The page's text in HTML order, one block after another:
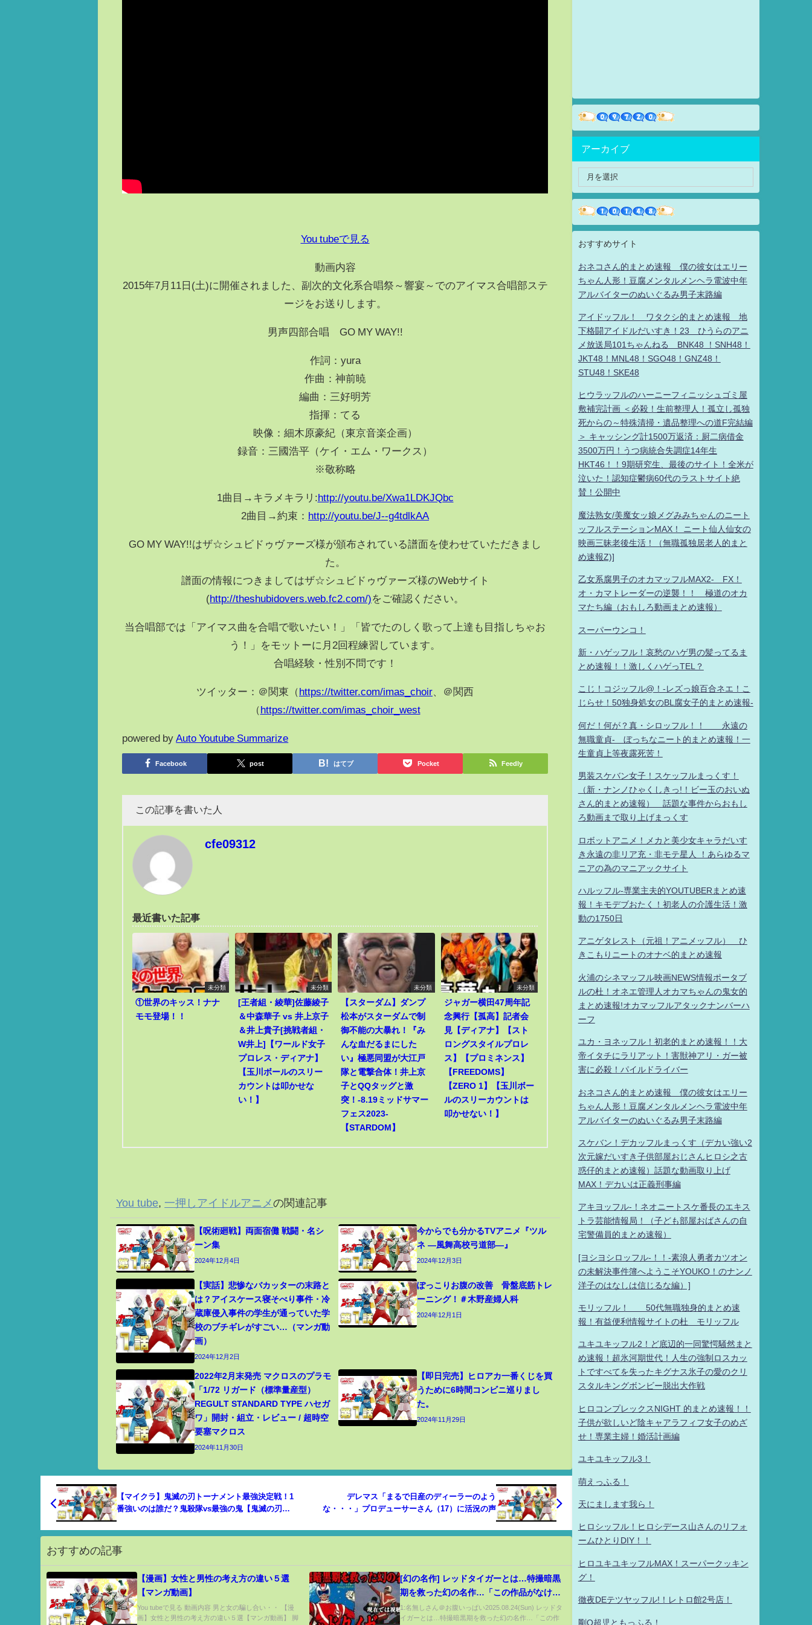
You tubeで見る
動画内容
2015年7月11日(土)に開催されました、副次的文化系合唱祭～響宴～でのアイマス合唱部ステ
ージをお送りします。
男声四部合唱 GO MY WAY!!
作詞：yura
作曲：神前暁
編曲：三好明芳
指揮：てる
映像：細木原豪紀（東京音楽企画）
録音：三國浩平（ケイ・エム・ワークス）
※敬称略
1曲目→キラメキラリ:http://youtu.be/Xwa1LDKJQbc
2曲目→約束： http://youtu.be/J--g4tdlkAA
GO MY WAY!!はザ☆シュビドゥヴァーズ様が頒布されている譜面を使わせていただきまし
た。
譜面の情報につきましてはザ☆シュビドゥヴァーズ様のWebサイト
(http://theshubidovers.web.fc2.com/)をご確認ください。
当合唱部では「アイマス曲を合唱で歌いたい！」「皆でたのしく歌って上達も目指しちゃお
う！」をモットーに月2回程練習しています。
合唱経験・性別不問です！
ツイッター：＠関東（https://twitter.com/imas_choir 、＠関西
（https://twitter.com/imas_choir_west
powered by Auto Youtube Summarize
Facebook post はてブ Pocket Feedly
この記事を書いた人
cfe09312
最近書いた記事
未分類
①世界のキッス！ナナ
モモ登場！！
未分類
[王者組・綾華]佐藤綾子
＆中森華子 vs 井上京子
＆井上貴子[挑戦者組・
W井上]【ワールド女子
プロレス・ディアナ】
【玉川ボールのスリー
カウントは叩かせな
い！】
未分類
【スターダム】ダンプ
松本がスターダムで制
御不能の大暴れ！『み
んな血だるまにした
い』極悪同盟が大江戸
隊と電撃合体！井上京
子とQQタッグと激
突！-8.19ミッドサマー
フェス2023-
【STARDOM】
未分類
ジャガー横田47周年記
念興行【孤高】記者会
見【ディアナ】【スト
ロングスタイルプロレ
ス】【プロミネンス】
【FREEDOMS】
【ZERO 1】【玉川ボー
ルのスリーカウントは
叩かせない！】
You tube, 一押しアイドルアニメの関連記事
【呪術廻戦】両面宿儺 戦闘・名シ
ーン集
2024年12月4日
今からでも分かるTVアニメ『ツル
ネ ―風舞高校弓道部―』
2024年12月3日
【実話】悲惨なバカッターの末路と
は？アイスケース寝そべり事件・冷
蔵庫侵入事件の学生が通っていた学
校のブチギレがすごい…（マンガ動
画）
2024年12月2日
ぽっこりお腹の改善 骨盤底筋トレ
ーニング！＃木野産婦人科
2024年12月1日
2022年2月末発売 マクロスのプラモ
「1/72 リガード（標準量産型）
REGULT STANDARD TYPE ハセガ
ワ」開封・組立・レビュー / 超時空
要塞マクロス
2024年11月30日
【即日完売】ヒロアカ一番くじを買
うために6時間コンビニ巡りまし
た。
2024年11月29日
【マイクラ】鬼滅の刃トーナメント最強決定戦！1
番強いのは誰だ？鬼殺隊vs最強の鬼【鬼滅の刃】
デレマス「まるで日産のディーラーのよう
な・・・」プロデューサーさん（17）に活況の声
おすすめの記事
【漫画】女性と男性の考え方の違い５選
【マンガ動画】
You tubeで見る 動画内容 男と女の騙し合い・・ 【漫
画】女性と男性の考え方の違い５選【マンガ動画】 脚
[幻の名作] レッドタイガーとは…特撮暗黒
期を救った幻の名作…「この作品がなけれ
ば特撮は終わっていた…」現在では視聴困
難となった作品が残した大きな功績…作り
1:名無しさん＠お腹いっぱい2025.08.24(Sun) レッドタ
イガーとは…特撮暗黒期を救った幻の名作…「この作
アーカイブ
おすすめサイト
おネコさん的まとめ速報 僕の彼女はエリー
ちゃん人形！豆腐メンタルメンヘラ電波中年
アルバイターのぬいぐるみ男子末路編
アイドッフル！ ワタクシ的まとめ速報 地
下格闘アイドルだいすき！23 ひうらのアニ
メ放送局101ちゃんねる BNK48 ！SNH48！
JKT48！MNL48！SGO48！GNZ48！
STU48！SKE48
ヒウラッフルのハーニーフィニッシュゴミ屋
敷補完計画 ＜必殺！生前整理人！孤立し孤独
死からの～特殊清掃・遺品整理への道F完結編
＞ キャッシング計1500万返済：厨二病借金
3500万円！うつ病統合失調症14年生
HKT46！！9期研究生、最後のサイト！全米が
泣いた！認知症鬱病60代のラストサイト絶
賛！公開中
魔法熟女/美魔女ッ娘メグみみちゃんのニート
ッフルステーションMAX！ ニート仙人仙女の
映画三昧老後生活！（無職孤独居老人的まと
め速報Z)]
乙女系腐男子のオカマッフルMAX2- FX！
オ・カマトレーダーの逆襲！！ 極道のオカ
マたち編（おもしろ動画まとめ速報）
スーパーウンコ！
新・ハゲッフル！哀愁のハゲ男の髪ってるま
とめ速報！！激しくハゲっTEL？
こじ！コジッフル@！-レズっ娘百合ネエ！こ
じらせ！50独身処女のBL腐女子的まとめ速報-
何だ！何が？真・シロッフル！！ 永遠の
無職童貞- ぼっちなニート的まとめ速報！一
生童貞上等夜露死苦！
男装スケバン女子！スケッフルまっくす！
（新・ナンノひゃくしきっ!！ビー玉のおいぬ
さん的まとめ速報） 話題な事件からおもし
ろ動画まで取り上げまっくす
ロボットアニメ！メカと美少女キャラだいす
き永遠の非リア充・非モテ星人 ！あらゆるマ
ニアの為のマニアックサイト
ハルッフル-専業主夫的YOUTUBERまとめ速
報！キモデブおたく！初老人の介護生活！激
動の1750日
アニゲタレスト（元祖！アニメッフル） ひ
きこもりニートのオナベ的まとめ速報
火浦のシネマッフル映画NEWS情報ポータブ
ルの杜！オネエ管理人オカマちゃんの鬼女的
まとめ速報!オカマッフルアタックナンバーハ
ーフ
ユカ・ヨネッフル！初老的まとめ速報！！大
帝イタチにラリアット！害獣神アリ・ガー被
害に必殺！パイルドライバー
おネコさん的まとめ速報 僕の彼女はエリー
ちゃん人形！豆腐メンタルメンヘラ電波中年
アルバイターのぬいぐるみ男子末路編
スケバン！デカッフルまっくす（デカい強い2
次元嫁だいすき子供部屋おじさんヒロシ之古
惑仔的まとめ速報）話題な動画取り上げ
MAX！デカいは正義刑事編
アキヨッフル-！ネオニートスケ番長のエキス
トラ芸能情報局！（子ども部屋おばさんの自
宅警備員的まとめ速報）
[ヨシヨシロッフル-！！-素浪人勇者カツオン
の未解決事件簿へようこそYOUKO！のナンノ
洋子のはなしは信じるな編）]
モリッフル！ 50代無職独身的まとめ速
報！有益便利情報サイトの杜 モリッフル
ユキユキッフル2！ど底辺的一同驚愕騒然まと
め速報！超氷河期世代！人生の強制ロスカッ
トですべてを失ったキグナス氷子の愛のクリ
スタルキングボンビー脱出大作戦
ヒロコンプレックスNIGHT 的まとめ速報！！
子供が欲しいど陰キャアラフィフ女子のめざ
せ！専業主婦！婚活計画編
ユキユキッフル3！
萌えっふる！
天にまします我ら！
ヒロシッフル！ヒロシデース山さんのリフォ
ームひとりDIY！！
ヒロユキユキッフルMAX！スーパークッキン
グ！
徹夜DEテツヤッフル!！レトロ館2号店！
剛Q超児ともっふる！